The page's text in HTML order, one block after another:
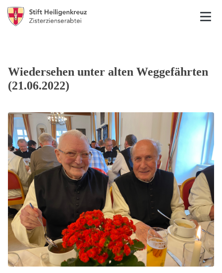
Wiedersehen unter alten Weggefährten
(21.06.2022)